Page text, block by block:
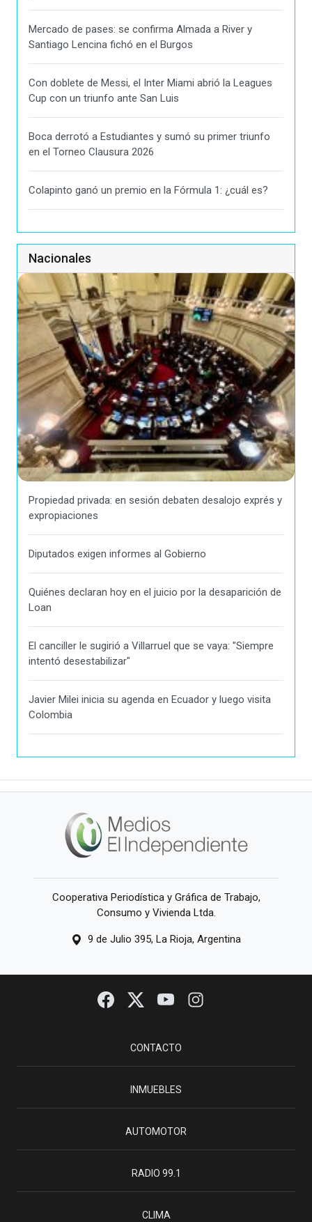
Mercado de pases: se confirma Almada a River y
Santiago Lencina fichó en el Burgos
Con doblete de Messi, el Inter Miami abrió la Leagues
Cup con un triunfo ante San Luis
Boca derrotó a Estudiantes y sumó su primer triunfo
en el Torneo Clausura 2026
Colapinto ganó un premio en la Fórmula 1: ¿cuál es?
Nacionales
Propiedad privada: en sesión debaten desalojo exprés y
expropiaciones
Diputados exigen informes al Gobierno
Quiénes declaran hoy en el juicio por la desaparición de
Loan
El canciller le sugirió a Villarruel que se vaya: "Siempre
intentó desestabilizar"
Javier Milei inicia su agenda en Ecuador y luego visita
Colombia
Cooperativa Periodística y Gráfica de Trabajo,
Consumo y Vivienda Ltda.
9 de Julio 395, La Rioja, Argentina
CONTACTO
INMUEBLES
AUTOMOTOR
RADIO 99.1
CLIMA